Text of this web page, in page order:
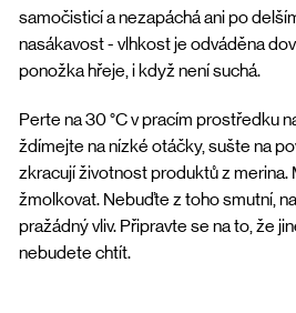
samočisticí a nezapáchá ani po
nasákavost - vlhkost je odváděna
ponožka hřeje, i když není suchá.
Perte na 30 °C v pracím prostředku
ždímejte na nízké otáčky, sušte na
zkracují životnost produktů z merina.
žmolkovat. Nebuďte z toho smutní,
pražádný vliv. Připravte se na to, že
nebudete chtít.